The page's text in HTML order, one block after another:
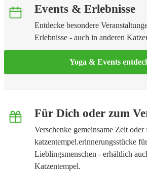
Events & Erlebnisse
Entdecke besondere
Erlebnisse - auch in anderen
Yoga & Events
Für Dich oder zum
Verschenke gemeinsame Zeit oder
katzentempel.erinnerungsstücke
Lieblingsmenschen - erhältlich
Katzentempel.